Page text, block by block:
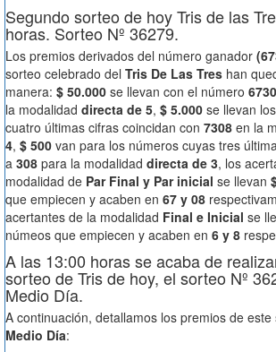
Segundo sorteo de hoy Tris de las
horas. Sorteo Nº 36279.
Los premios derivados del número ganador
sorteo celebrado del Tris De Las Tres han
manera: $ 50.000 se llevan con el número
la modalidad directa de 5, $ 5.000 se llevan
cuatro últimas cifras coincidan con 7308 en la
4, $ 500 van para los números cuyas tres
a 308 para la modalidad directa de 3, los
modalidad de Par Final y Par inicial se llevan
que empiecen y acaben en 67 y 08
acertantes de la modalidad Final e Inicial se
númeos que empiecen y acaben en 6 y 8
A las 13:00 horas se acaba de
sorteo de Tris de hoy, el sorteo Nº
Medio Día.
A continuación, detallamos los premios de este
Medio Día: